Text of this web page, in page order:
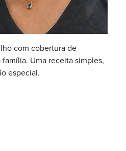
com cobertura de
Uma receita simples,
especial.